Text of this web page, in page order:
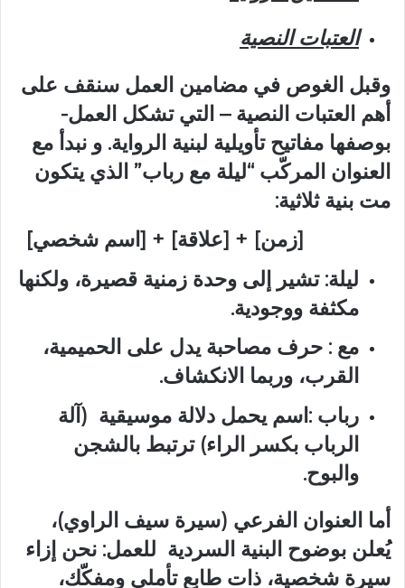
العتبات النصية
وقبل الغوص في مضامين العمل سنقف على
أهم العتبات النصية – التي تشكل العمل-
بوصفها مفاتيح تأويلية لبنية الرواية. و نبدأ مع
العنوان المركّب “ليلة مع رباب” الذي يتكون
مت بنية ثلاثية:
[زمن] + [علاقة] + [اسم شخصي]
ليلة: تشير إلى وحدة زمنية قصيرة، ولكنها
مكثفة ووجودية.
مع : حرف مصاحبة يدل على الحميمية،
القرب، وربما الانكشاف.
رباب :اسم يحمل دلالة موسيقية (آلة
الرباب بكسر الراء) ترتبط بالشجن
والبوح.
أما العنوان الفرعي (سيرة سيف الراوي)،
يُعلن بوضوح البنية السردية للعمل: نحن إزاء
سيرة شخصية، ذات طابع تأملي ومفكّك،